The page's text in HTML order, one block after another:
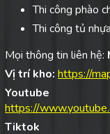
Thi công phào
Thi công tủ
Mọi thông tin liên hệ:
Vị trí kho: https://
https://
Tiktok